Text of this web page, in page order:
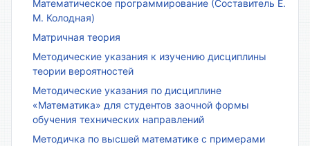
Математическое программирование (Составитель Е.
М. Колодная)
Матричная теория
Методические указания к изучению дисциплины
теории вероятностей
Методические указания по дисциплине
«Математика» для студентов заочной формы
обучения технических направлений
Методичка по высшей математике с примерами